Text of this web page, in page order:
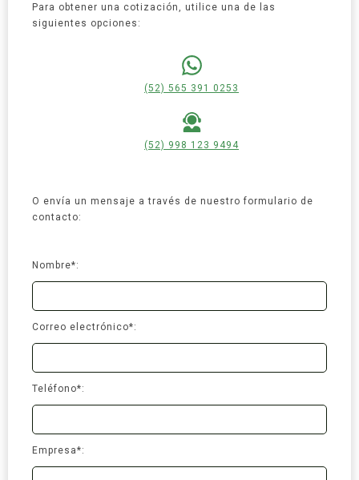
Para obtener una cotización, utilice una de las
siguientes opciones:
(52) 565 391 0253
(52) 998 123 9494
O envía un mensaje a través de nuestro formulario de
contacto:
Nombre*:
Correo electrónico*:
Teléfono*:
Empresa*: